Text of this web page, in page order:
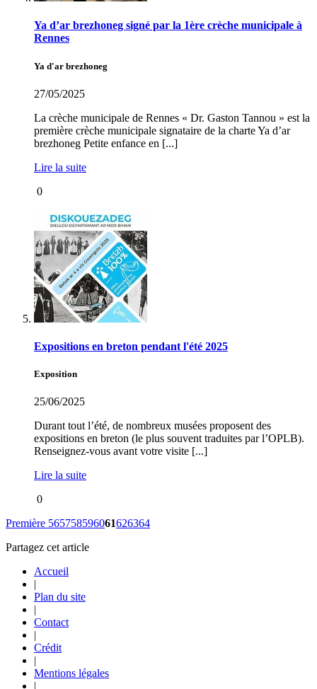
Ya d’ar brezhoneg signé par la 1ère crèche municipale à
Rennes
Ya d'ar brezhoneg
27/05/2025
La crèche municipale de Rennes « Dr. Gaston Tannou » est la
première crèche municipale signataire de la charte Ya d’ar
brezhoneg Petite enfance en [...]
Lire la suite
0
Expositions en breton pendant l'été 2025
Exposition
25/06/2025
Durant tout l’été, de nombreux musées proposent des
expositions en breton (le plus souvent traduites par l’OPLB).
Renseignez-vous avant votre visite [...]
Lire la suite
0
Première 565758596061626364
Partagez cet article
Accueil
|
Plan du site
|
Contact
|
Crédit
|
Mentions légales
|